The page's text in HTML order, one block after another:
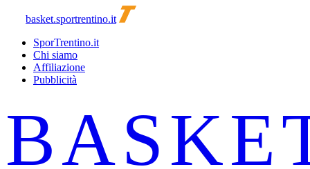
basket.sportrentino.it
SporTrentino.it
Chi siamo
Affiliazione
Pubblicità